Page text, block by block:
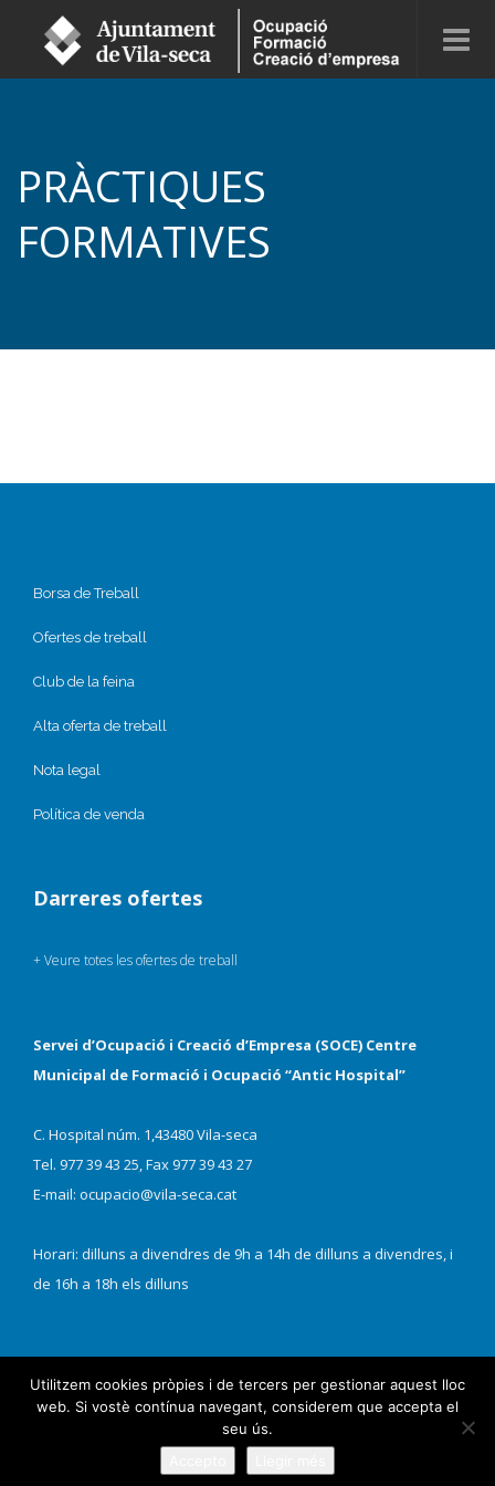
PRÀCTIQUES
FORMATIVES
Borsa de Treball
Ofertes de treball
Club de la feina
Alta oferta de treball
Nota legal
Política de venda
Darreres ofertes
+ Veure totes les ofertes de treball
Servei d’Ocupació i Creació d’Empresa (SOCE) Centre
Municipal de Formació i Ocupació “Antic Hospital”
C. Hospital núm. 1,43480 Vila-seca
Tel. 977 39 43 25, Fax 977 39 43 27
E-mail: ocupacio@vila-seca.cat
Horari: dilluns a divendres de 9h a 14h de dilluns a divendres, i
de 16h a 18h els dilluns
Ajuntament de Vila-Seca | Nota legal Política de venda
Utilitzem cookies pròpies i de tercers per gestionar aquest lloc
web. Si vostè contínua navegant, considerem que accepta el
seu ús.